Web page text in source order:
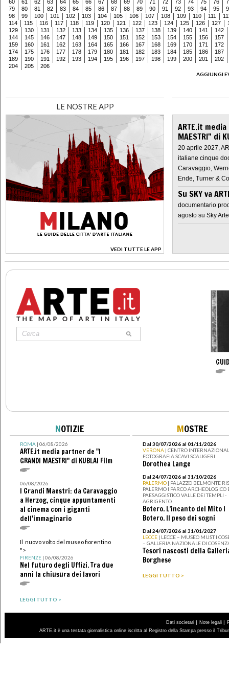
60 61 62 63 64 65 66 67 68 69 70 71 72 73 74 75 76
79
80 81 82 83 84 85 86 87 88 89 90 91 92 93 94 95
98
99 100 101 102 103 104 105 106 107 108 109 110 111
114
115 116 117 118 119 120 121 122 123 124 125 126 127
129
130 131 132 133 134 135 136 137 138 139 140 141
142
144
145 146 147 148 149 150 151 152 153 154 155 156
157
159
160 161 162 163 164 165 166 167 168 169 170 171
172
174
175 176 177 178 179 180 181 182 183 184 185 186
187
189
190 191 192 193 194 195 196 197 198 199 200 201
202
204
205
206
AGGIUNGI
LE NOSTRE APP
VEDI TUTTE LE APP
>
ARTE.it
MAESTRI" di
20 aprile 2027,
italiane cinque
Caravaggio,
Ende, Turner &
Su SKY va
documentario
agosto su Sky Arte
NOTIZIE
ROMA| 06/08/2026
ARTE.it media partner de "I
GRANDI MAESTRI" di KUBLAI Film
06/08/2026
I Grandi Maestri: da Caravaggio
a Herzog, cinque appuntamenti
al cinema con i giganti
dell'immaginario
Il nuovo volto del museo fiorentino
">
FIRENZE| 06/08/2026
Nel futuro degli Uffizi. Tra due
anni la chiusura dei lavori
LEGGI TUTTO >
MOSTRE
Dal 30/07/2026 al 01/11/2026
VERONA | CENTRO
FOTOGRAFIA SCAVI SCALIGERI
Dorothea Lange
Dal 24/07/2026 al 31/10/2026
PALERMO | PALAZZO BELMONTE
PALERMO I PARCO ARCHEOLOGICO
PAESAGGISTICO VALLE DEI TEMPLI -
AGRIGENTO
Botero. L’incanto del Mito I
Botero. Il peso dei sogni
Dal 24/07/2026 al 31/01/2027
LECCE | LECCE – MUSEO MUST I
– GALLERIA NAZIONALE DI
Tesori nascosti della
Borghese
LEGGI TUTTO >
Dati societari | Note legali |
ARTE.it è una testata giornalistica online iscritta al Registro della Stampa presso il